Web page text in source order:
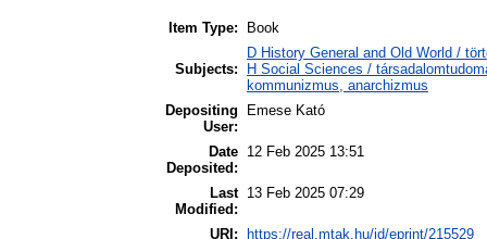
Item Type: Book
Subjects:
D History General and Old World /
H Social Sciences /
kommunizmus, anarchizmus
Depositing
User:
Emese Kató
Date
Deposited:
12 Feb 2025 13:51
Last
Modified:
13 Feb 2025 07:29
URI: https://real.mtak.hu/id/eprint/215529